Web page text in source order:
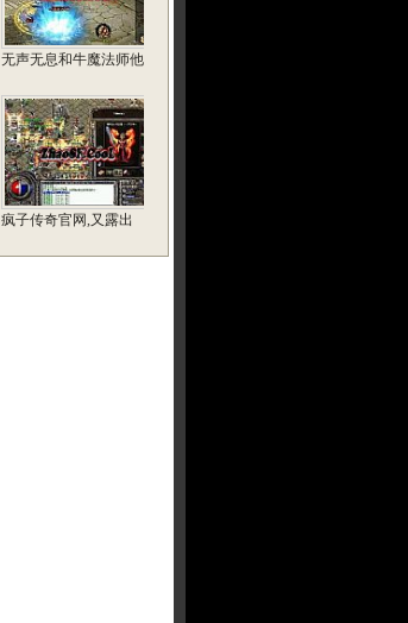
无声无息和牛魔法师他
疯子传奇官网,又露出